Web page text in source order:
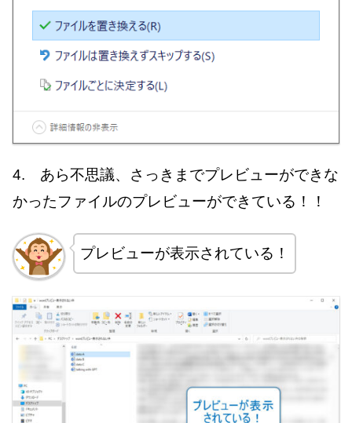
4. あら不思議、さっきまでプレビューができな
かったファイルのプレビューができている！！
プレビューが表示されている！